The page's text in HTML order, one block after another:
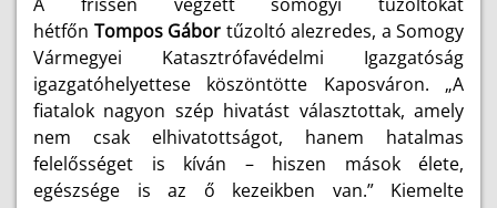
hétfőn Tompos Gábor tűzoltó alezredes, a Somogy
Vármegyei Katasztrófavédelmi Igazgatóság
igazgatóhelyettese köszöntötte Kaposváron. „A
fiatalok nagyon szép hivatást választottak, amely
nem csak elhivatottságot, hanem hatalmas
felelősséget is kíván – hiszen mások élete,
egészsége is az ő kezeikben van.” Kiemelte